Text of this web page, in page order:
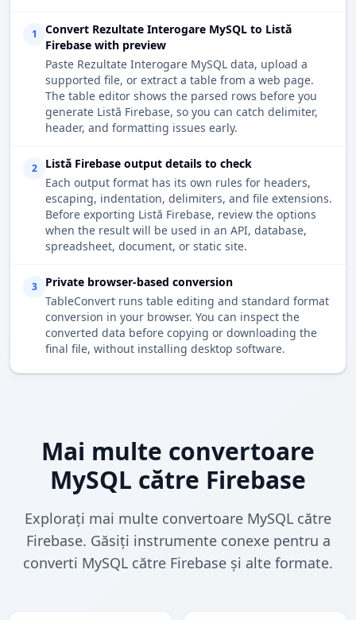
1
Convert Rezultate Interogare MySQL to Listă
Firebase with preview
Paste Rezultate Interogare MySQL data, upload a
supported file, or extract a table from a web page.
The table editor shows the parsed rows before you
generate Listă Firebase, so you can catch delimiter,
header, and formatting issues early.
2
Listă Firebase output details to check
Each output format has its own rules for headers,
escaping, indentation, delimiters, and file extensions.
Before exporting Listă Firebase, review the options
when the result will be used in an API, database,
spreadsheet, document, or static site.
3
Private browser-based conversion
TableConvert runs table editing and standard format
conversion in your browser. You can inspect the
converted data before copying or downloading the
final file, without installing desktop software.
Mai multe convertoare
MySQL către Firebase
Explorați mai multe convertoare MySQL către
Firebase. Găsiți instrumente conexe pentru a
converti MySQL către Firebase și alte formate.